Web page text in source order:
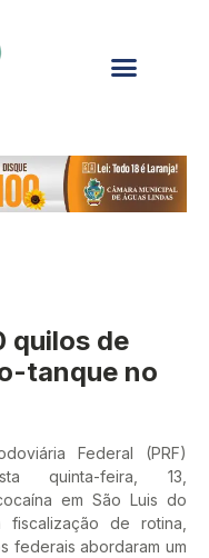
quilos de
tanque no
Federal (PRF)
quinta-feira, 13,
em São Luis do
fiscalização de rotina,
federais abordaram um